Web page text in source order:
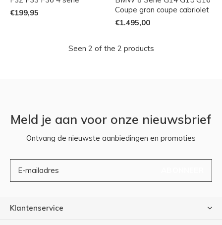
€199,95
Coupe gran coupe cabriolet
€1.495,00
Seen 2 of the 2 products
Meld je aan voor onze nieuwsbrief
Ontvang de nieuwste aanbiedingen en promoties
Klantenservice